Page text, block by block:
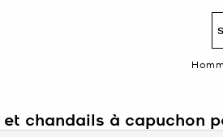
chandails à capuchon